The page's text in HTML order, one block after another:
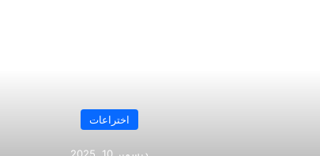
اختراعات
ديسمبر 10, 2025